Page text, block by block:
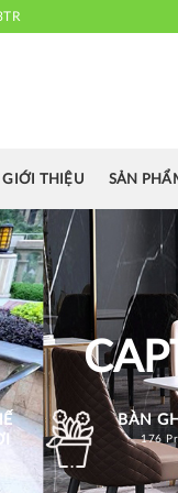
GIỚI THIỆU SẢN
BÀN
176